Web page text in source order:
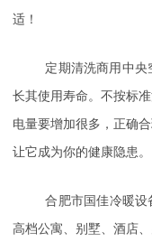
适！
定期清洗商用中
长其使用寿命。不按标
电量要增加很多，正确
让它成为你的健康隐患。
合肥市国佳冷暖
高档公寓、别墅、酒店